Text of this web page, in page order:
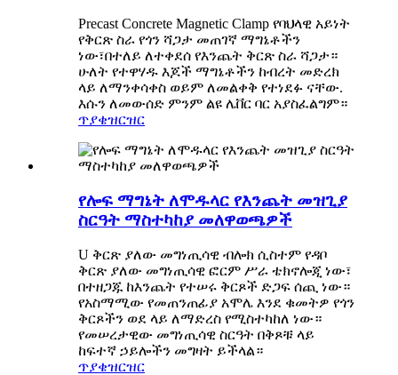
Precast Concrete Magnetic Clamp የባህላዊ አይነት
የቅርጽ ስራ የጎን ሻጋታ መጠገኛ ማግኔቶችን
ነው፣በተለይ ለተቀደሰ የእንጨት ቅርጽ ስራ ሻጋታ።
ሁለት የተዋሃዱ እጆች ማግኔቶችን ከብረት መድረክ
ላይ ለማንቀሳቀስ ወይም ለመልቀቅ የተነደፉ ናቸው.
እሱን ለመውሰድ ምንም ልዩ ሌቨር ባር አያስፈልግም።
ጥያቄዝርዝር
የሎፍ ማግኔት ለሞዱላር የእንጨት መዝጊያ
ስርዓት ማስተካከያ መለዋወጫዎች
U ቅርጽ ያለው መግነጢሳዊ ብሎክ ሲስተም የዳቦ
ቅርጽ ያለው መግነጢሳዊ ፎርም ሥራ ቴክኖሎጂ ነው፣
በተዘጋጁ ከእንጨት የተሠሩ ቅርጾች ድጋፍ ሰጪ ነው።
የአስማሚው የመጠንጠፊያ አሞሌ እንደ ቁመትዎ የጎን
ቅርጾችን ወደ ላይ ለማድረስ የሚስተካከለ ነው።
የመሠረታዊው መግነጢሳዊ ስርዓት በቅጾቹ ላይ
ከፍተኛ ኃይሎችን መግዛት ይችላል።
ጥያቄዝርዝር